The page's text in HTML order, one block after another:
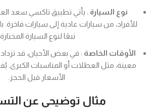
نوع السيارة : يأتي تطبيق تاكسي سعد
للأفراد، من سيارات عادية إلى سيارات فاخرة.
تبعًا لنوع السيارة المختارة.
الأوقات الخاصة : في بعض الأحيان، قد
معينة، مثل العطلات أو المناسبات الكبرى.
الأسعار قبل الحجز.
مثال توضيحي عن